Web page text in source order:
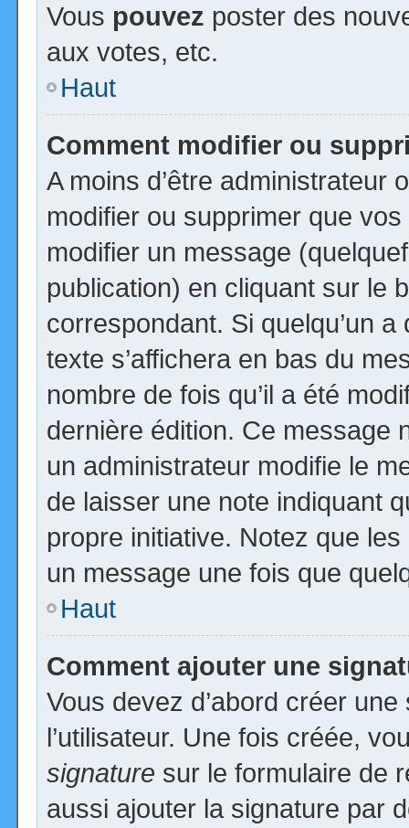
Vous pouvez poster des
aux votes, etc.
Haut
Comment modifier ou
A moins d’être administrateur
modifier ou supprimer que
modifier un message
publication) en cliquant sur le
correspondant. Si quelqu’un
texte s’affichera en bas du
nombre de fois qu’il a été
dernière édition. Ce message
un administrateur modifie le
de laisser une note indiquant
propre initiative. Notez que
un message une fois que
Haut
Comment ajouter une
Vous devez d’abord créer
l’utilisateur. Une fois créée,
signature sur le formulaire de
aussi ajouter la signature par